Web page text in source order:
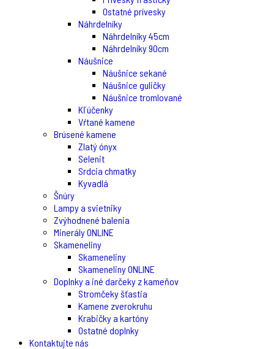
Ostatné prívesky
Náhrdelníky
Náhrdelníky 45cm
Náhrdelníky 90cm
Náušnice
Náušnice sekané
Náušnice guličky
Náušnice tromlované
Kľúčenky
Vŕtané kamene
Brúsené kamene
Zlatý ónyx
Selenit
Srdcia chmatky
Kyvadlá
Šnúry
Lampy a svietniky
Zvýhodnené balenia
Minerály ONLINE
Skameneliny
Skameneliny
Skameneliny ONLINE
Doplnky a iné darčeky z kameňov
Stromčeky šťastia
Kamene zverokruhu
Krabičky a kartóny
Ostatné doplnky
Kontaktujte nás